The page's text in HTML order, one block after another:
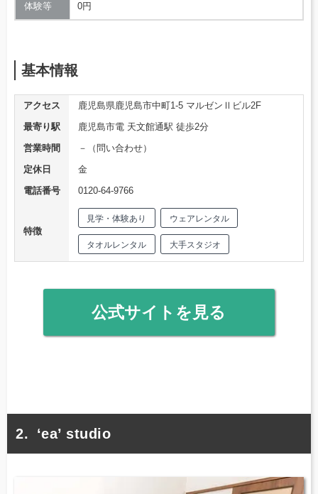
体験等 0円
基本情報
アクセス
鹿児島県鹿児島市中町1-5 マルゼンⅡビル2F
最寄り駅
鹿児島市電 天文館通駅 徒歩2分
営業時間
－（問い合わせ）
定休日
金
電話番号
0120-64-9766
特徴
見学・体験あり ウェアレンタル
タオルレンタル 大手スタジオ
公式サイトを見る
‘ea’ studio